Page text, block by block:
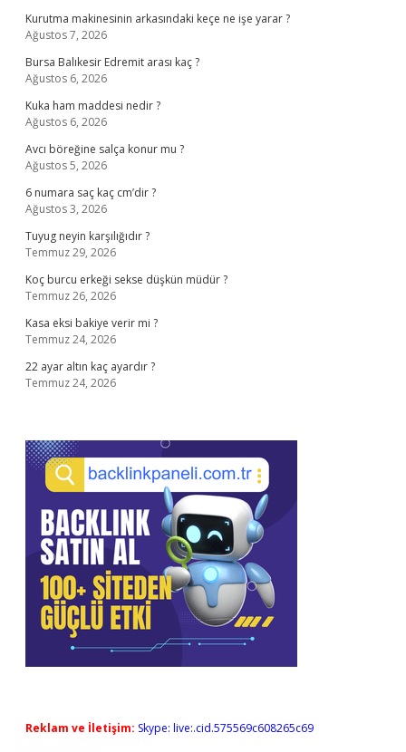
Kurutma makinesinin arkasındaki keçe ne işe yarar ?
Ağustos 7, 2026
Bursa Balıkesir Edremit arası kaç ?
Ağustos 6, 2026
Kuka ham maddesi nedir ?
Ağustos 6, 2026
Avcı böreğine salça konur mu ?
Ağustos 5, 2026
6 numara saç kaç cm’dir ?
Ağustos 3, 2026
Tuyug neyin karşılığıdır ?
Temmuz 29, 2026
Koç burcu erkeği sekse düşkün müdür ?
Temmuz 26, 2026
Kasa eksi bakiye verir mi ?
Temmuz 24, 2026
22 ayar altın kaç ayardır ?
Temmuz 24, 2026
Reklam ve İletişim: Skype: live:.cid.575569c608265c69